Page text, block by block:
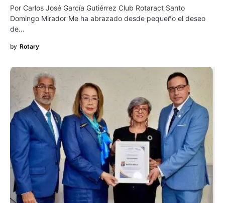
Por Carlos José García Gutiérrez Club Rotaract Santo
Domingo Mirador Me ha abrazado desde pequeño el deseo
de…
by Rotary